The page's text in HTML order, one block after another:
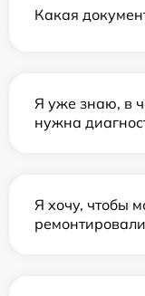
Какая
Я уже знаю, в
нужна
Я хочу, чтобы